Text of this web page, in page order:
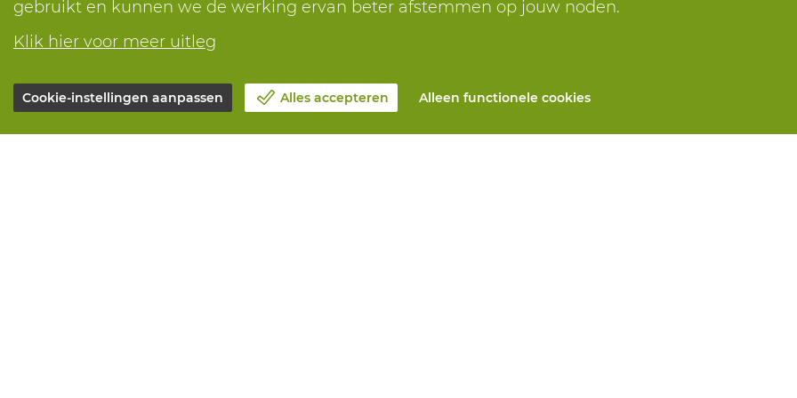
gebruikt en kunnen we de werking ervan beter afstemmen op jouw noden.
Klik hier voor meer uitleg
Cookie-instellingen aanpassen Alles accepteren Alleen functionele cookies